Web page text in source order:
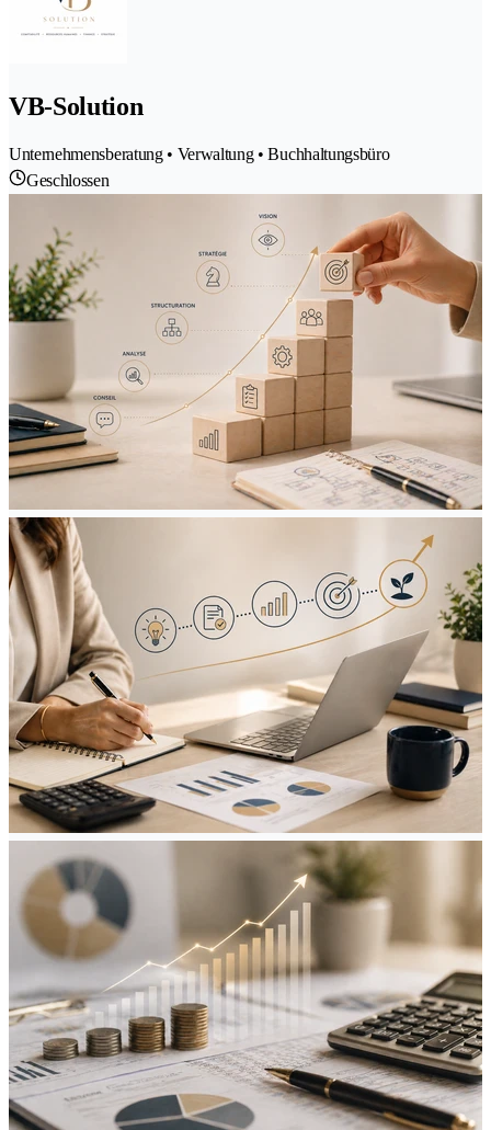
VB-Solution
Unternehmensberatung • Verwaltung • Buchhaltungsbüro
Geschlossen